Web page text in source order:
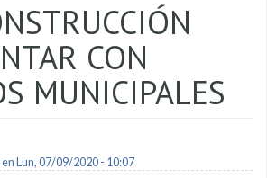
CON
MUNICIPALES
en Lun, 07/09/2020 - 10:07